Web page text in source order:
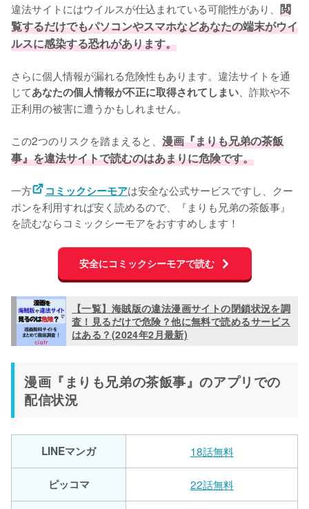
違法サイトにはウイルスが仕込まれている可能性があり、 閲
覧するだけでもパソコンやスマホなどあなたの端末がウイ
ルスに感染する恐れがあります。
さらに個人情報が漏れる危険性もあります。違法サイトを通
じてあなたの個人情報が不正に取得されてしまい 、詐欺や不
正利用の被害に遭うかもしれません。
この2つのリスクを踏まえると、 漫画『まりも兄弟の茶飯
事』を違法サイトで読むのはあまりに危険です。
一方 コミックシーモアは安全な公式サービスですし、クー
ポンを利用すれば安く読めるので、『まりも兄弟の茶飯事』
を読むならコミックシーモアをおすすめします！
安全にコミックシーモアで読む
【一覧】海賊版の違法漫画サイトの閉鎖状況を調
査！見るだけで危険？他に無料で読めるサービス
はある？(2024年2月最新)
漫画『まりも兄弟の茶飯事』のアプリでの
配信状況
LINEマンガ 18話無料
ピッコマ 22話無料